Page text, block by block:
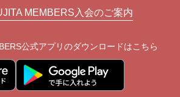
MEMBERS入会のご案内
公式アプリのダウンロードはこちら